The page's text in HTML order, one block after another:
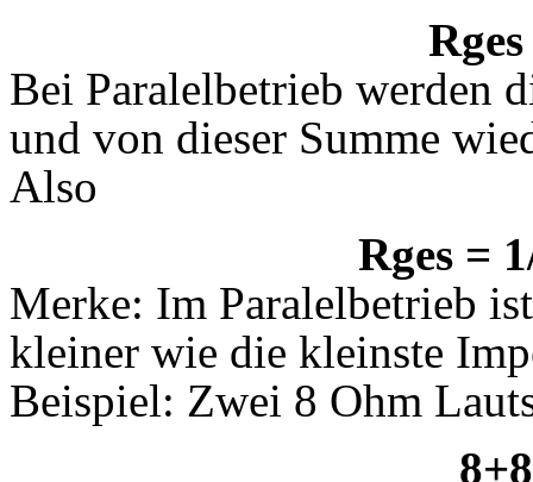
Bei Paralelbetrieb werden
und von dieser Summe
Also
Rges =
Merke: Im Paralelbetrieb
kleiner wie die kleinste
Beispiel: Zwei 8 Ohm